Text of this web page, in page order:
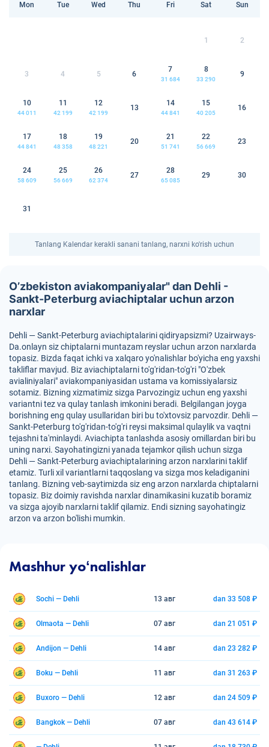
Mon Tue Wed Thu Fri Sat Sun
1 2
3 4 5 6
7
31 684
8
33 290
9
10
44 011
11
42 199
12
42 199
13
14
44 841
15
40 205
16
17
44 841
18
48 358
19
48 221
20
21
51 741
22
56 669
23
24
58 609
25
56 669
26
62 374
27
28
65 085
29 30
31
Tanlang Kalendar kerakli sanani tanlang, narxni ko'rish uchun
O’zbekiston aviakompaniyalar" dan Dehli -
Sankt-Peterburg aviachiptalar uchun arzon
narxlar
Dehli — Sankt-Peterburg aviachiptalarini qidiryapsizmi? Uzairways-
Da.onlayn siz chiptalarni muntazam reyslar uchun arzon narxlarda
topasiz. Bizda faqat ichki va xalqaro yo'nalishlar bo'yicha eng yaxshi
takliflar mavjud. Biz aviachiptalarni to'g'ridan-to'g'ri "O'zbek
avialiniyalari" aviakompaniyasidan ustama va komissiyalarsiz
sotamiz. Bizning xizmatimiz sizga Parvozingiz uchun eng yaxshi
variantni tez va qulay tanlash imkonini beradi. Belgilangan joyga
borishning eng qulay usullaridan biri bu to'xtovsiz parvozdir. Dehli —
Sankt-Peterburg to'g'ridan-to'g'ri reysi maksimal qulaylik va vaqtni
tejashni ta'minlaydi. Aviachipta tanlashda asosiy omillardan biri bu
uning narxi. Sayohatingizni yanada tejamkor qilish uchun sizga
Dehli — Sankt-Peterburg aviachiptalarining arzon narxlarini taklif
etamiz. Turli xil variantlarni taqqoslang va sizga mos keladiganini
tanlang. Bizning veb-saytimizda siz eng arzon narxlarda chiptalarni
topasiz. Biz doimiy ravishda narxlar dinamikasini kuzatib boramiz
va sizga ajoyib narxlarni taklif qilamiz. Endi sizning sayohatingiz
arzon va arzon bo'lishi mumkin.
Mashhur yoʻnalishlar
Sochi — Dehli 13 авг dan 33 508 ₽
Olmaota — Dehli 07 авг dan 21 051 ₽
Andijon — Dehli 14 авг dan 23 282 ₽
Boku — Dehli 11 авг dan 31 263 ₽
Buxoro — Dehli 12 авг dan 24 509 ₽
Bangkok — Dehli 07 авг dan 43 614 ₽